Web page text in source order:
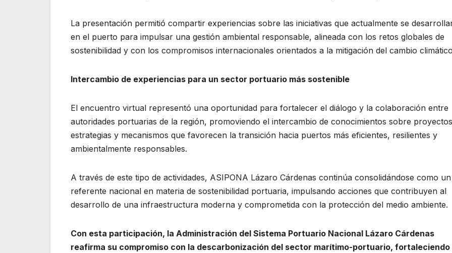
La presentación permitió compartir experiencias sobre las iniciativas que actualmente se
en el puerto para impulsar una gestión ambiental responsable, alineada con los retos globales de
sostenibilidad y con los compromisos internacionales orientados a la mitigación del cambio
Intercambio de experiencias para un sector portuario más sostenible
El encuentro virtual representó una oportunidad para fortalecer el diálogo y la colaboración entre
autoridades portuarias de la región, promoviendo el intercambio de conocimientos sobre
estrategias y mecanismos que favorecen la transición hacia puertos más eficientes, resilientes y
ambientalmente responsables.
A través de este tipo de actividades, ASIPONA Lázaro Cárdenas continúa consolidándose como un
referente nacional en materia de sostenibilidad portuaria, impulsando acciones que contribuyen al
desarrollo de una infraestructura moderna y comprometida con la protección del medio ambiente.
Con esta participación, la Administración del Sistema Portuario Nacional Lázaro Cárdenas
reafirma su compromiso con la descarbonización del sector marítimo-portuario, fortaleciendo